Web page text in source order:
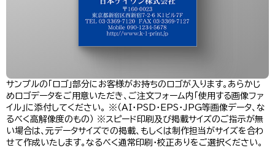
サンプルの「ロゴ」部分にお客様がお持ちのロゴが入ります。あらかじ
めロゴデータをご用意いただき、ご注文フォーム内「使用する画像ファ
イル」に添付してください。 ※（AI・PSD・EPS・JPG等画像データ、な
るべく高解像度のもの） ※スピード印刷及び掲載サイズのご指示が無
い場合は、元データサイズでの掲載、もしくは制作担当がサイズを合わ
せて作成いたします。なるべく通常印刷・校正ありをご選択ください。